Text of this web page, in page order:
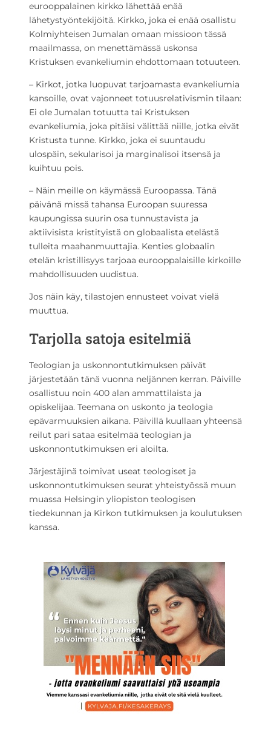
eurooppalainen kirkko lähettää enää
lähetystyöntekijöitä. Kirkko, joka ei enää osallistu
Kolmiyhteisen Jumalan omaan missioon tässä
maailmassa, on menettämässä uskonsa
Kristuksen evankeliumin ehdottomaan totuuteen.
– Kirkot, jotka luopuvat tarjoamasta evankeliumia
kansoille, ovat vajonneet totuusrelativismin tilaan:
Ei ole Jumalan totuutta tai Kristuksen
evankeliumia, joka pitäisi välittää niille, jotka eivät
Kristusta tunne. Kirkko, joka ei suuntaudu
ulospäin, sekularisoi ja marginalisoi itsensä ja
kuihtuu pois.
– Näin meille on käymässä Euroopassa. Tänä
päivänä missä tahansa Euroopan suuressa
kaupungissa suurin osa tunnustavista ja
aktiivisista kristityistä on globaalista etelästä
tulleita maahanmuuttajia. Kenties globaalin
etelän kristillisyys tarjoaa eurooppalaisille kirkoille
mahdollisuuden uudistua.
Jos näin käy, tilastojen ennusteet voivat vielä
muuttua.
Tarjolla satoja esitelmiä
Teologian ja uskonnontutkimuksen päivät
järjestetään tänä vuonna neljännen kerran. Päiville
osallistuu noin 400 alan ammattilaista ja
opiskelijaa. Teemana on uskonto ja teologia
epävarmuuksien aikana. Päivillä kuullaan yhteensä
reilut pari sataa esitelmää teologian ja
uskonnontutkimuksen eri aloilta.
Järjestäjinä toimivat useat teologiset ja
uskonnontutkimuksen seurat yhteistyössä muun
muassa Helsingin yliopiston teologisen
tiedekunnan ja Kirkon tutkimuksen ja koulutuksen
kanssa.